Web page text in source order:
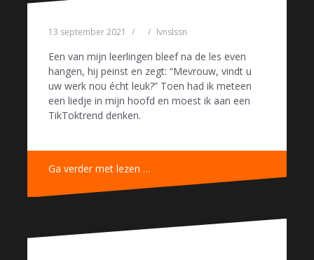
13 september 2021 lvnslssn
Een van mijn leerlingen bleef na de les even
hangen, hij peinst en zegt: “Mevrouw, vindt u
uw werk nou écht leuk?” Toen had ik meteen
een liedje in mijn hoofd en moest ik aan een
TikToktrend denken.
Ga verder met lezen …